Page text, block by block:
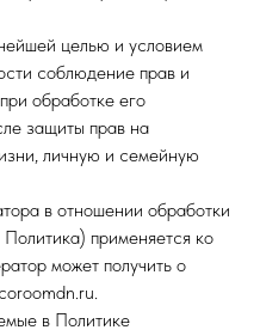
целью и условием
соблюдение прав и
обработке его
защиты прав на
личную и семейную
в отношении обработки
применяется ко
может получить о
в Политике